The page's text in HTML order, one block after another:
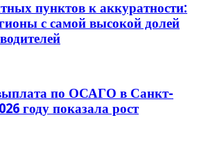
пунктов к аккуратности:
с самой высокой долей
по ОСАГО в Санкт-
году показала рост